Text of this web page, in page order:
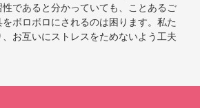
であると分かっていても、ことあるご
ボロボロにされるのは困ります。私た
お互いにストレスをためないよう工夫